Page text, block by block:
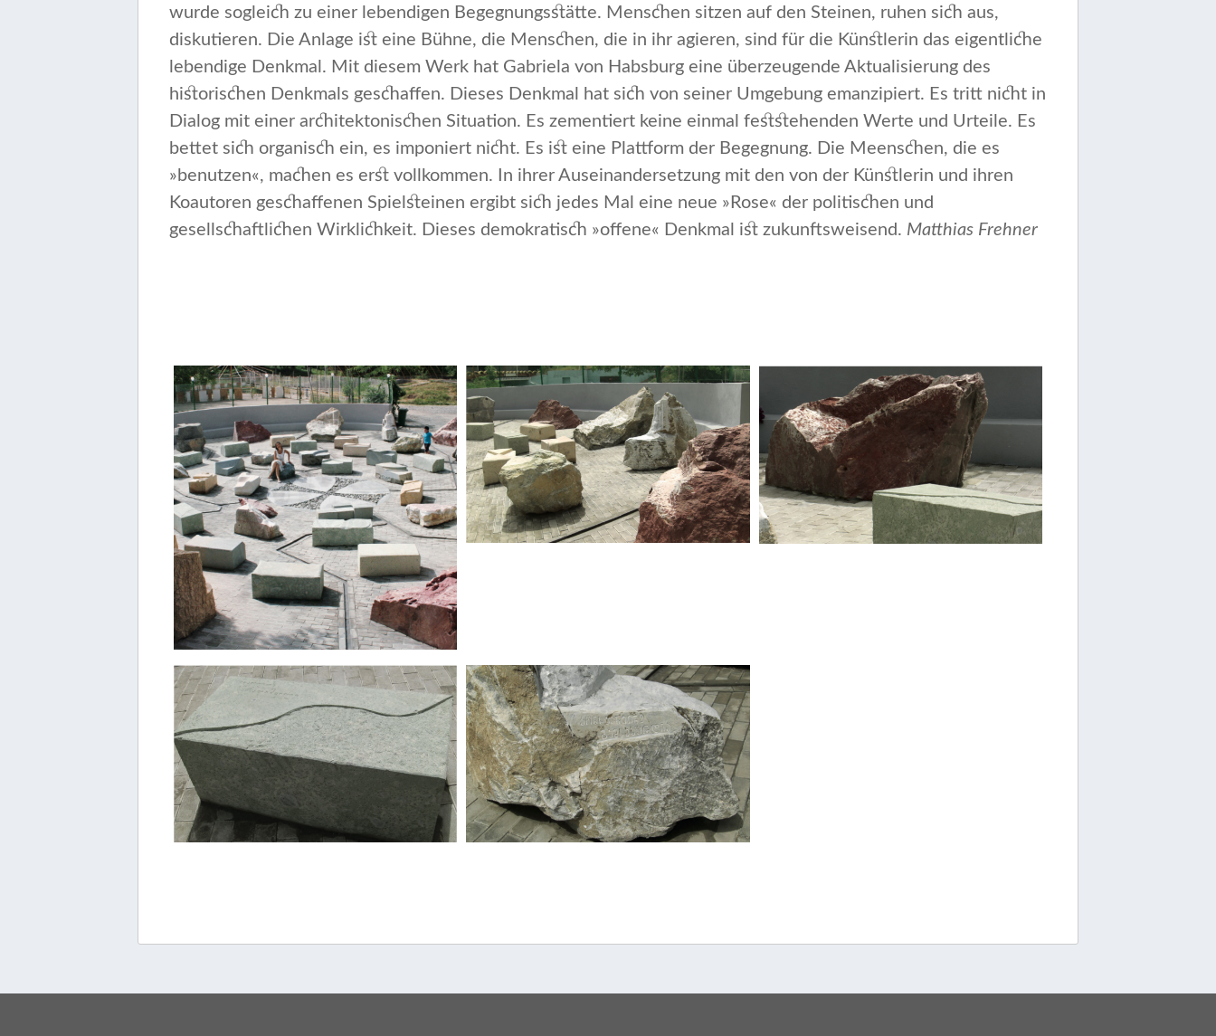
wurde sogleich zu einer lebendigen Begegnungsstätte. Menschen sitzen auf den Steinen, ruhen sich aus,
diskutieren. Die Anlage ist eine Bühne, die Menschen, die in ihr agieren, sind für die Künst­lerin das eigentliche
lebendige Denkmal. Mit diesem Werk hat Gabriela von Habsburg eine überzeugende Aktualisierung des
historischen Denkmals geschaffen. Dieses Denkmal hat sich von seiner Umgebung emanzipiert. Es tritt nicht in
Dialog mit einer architektonischen Situation. Es zementiert keine einmal festste­henden Werte und Urteile. Es
bettet sich organisch ein, es impo­niert nicht. Es ist eine Plattform der Begegnung. Die Meenschen, die es
»benutzen«, machen es erst vollkommen. In ihrer Auseinan­dersetzung mit den von der Künstlerin und ihren
Koautoren ge­schaffenen Spielsteinen ergibt sich jedes Mal eine neue »Rose« der politischen und
gesellschaftlichen Wirklichkeit. Dieses demo­kratisch »offene« Denkmal ist zukunftsweisend. Matthias Frehner